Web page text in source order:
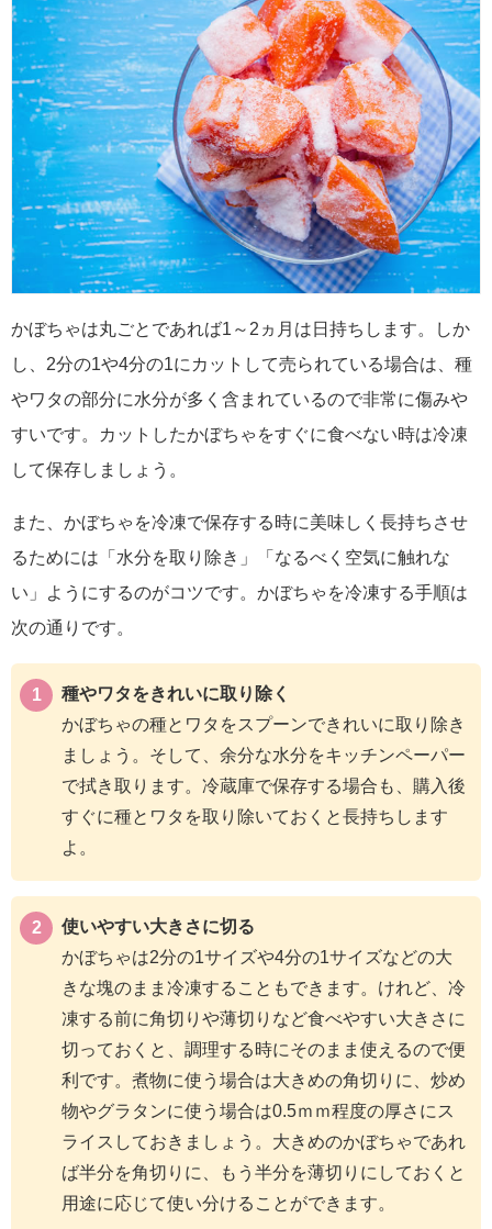
かぼちゃは丸ごとであれば1～2ヵ月は日持ちします。しか
し、2分の1や4分の1にカットして売られている場合は、種
やワタの部分に水分が多く含まれているので非常に傷みや
すいです。カットしたかぼちゃをすぐに食べない時は冷凍
して保存しましょう。
また、かぼちゃを冷凍で保存する時に美味しく長持ちさせ
るためには「水分を取り除き」「なるべく空気に触れな
い」ようにするのがコツです。かぼちゃを冷凍する手順は
次の通りです。
種やワタをきれいに取り除く
かぼちゃの種とワタをスプーンできれいに取り除き
ましょう。そして、余分な水分をキッチンペーパー
で拭き取ります。冷蔵庫で保存する場合も、購入後
すぐに種とワタを取り除いておくと長持ちします
よ。
使いやすい大きさに切る
かぼちゃは2分の1サイズや4分の1サイズなどの大
きな塊のまま冷凍することもできます。けれど、冷
凍する前に角切りや薄切りなど食べやすい大きさに
切っておくと、調理する時にそのまま使えるので便
利です。煮物に使う場合は大きめの角切りに、炒め
物やグラタンに使う場合は0.5ｍｍ程度の厚さにス
ライスしておきましょう。大きめのかぼちゃであれ
ば半分を角切りに、もう半分を薄切りにしておくと
用途に応じて使い分けることができます。